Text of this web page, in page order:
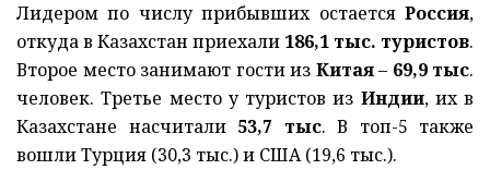
Лидером по числу прибывших остается Россия,
откуда в Казахстан приехали 186,1 тыс. туристов.
Второе место занимают гости из Китая– 69,9 тыс.
человек. Третье место у туристов из Индии, их в
Казахстане насчитали 53,7 тыс. В топ-5 также
вошли Турция (30,3 тыс.) и США (19,6 тыс.).